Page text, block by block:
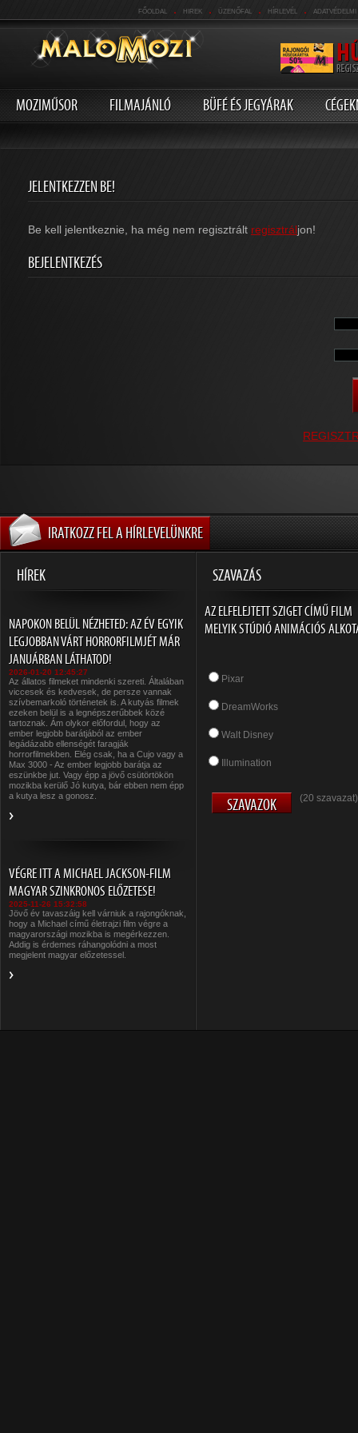
FŐOLDAL . HIREK . ÜZENŐFAL . HÍRLEVÉL . ADATVÉDELMI
MOZIMŰSOR FILMAJÁNLÓ BÜFÉ ÉS JEGYÁRAK
JELENTKEZZEN BE!
Be kell jelentkeznie, ha még nem regisztrált regisztráljon!
BEJELENTKEZÉS
IRATKOZZ FEL A HÍRLEVELÜNKRE
HÍREK SZAVAZÁS
NAPOKON BELÜL NÉZHETED: AZ ÉV EGYIK
LEGJOBBAN VÁRT HORRORFILMJÉT MÁR
JANUÁRBAN LÁTHATOD!
2026-01-20 12:45:27
Az állatos filmeket mindenki szereti. Általában
viccesek és kedvesek, de persze vannak
szívbemarkoló történetek is. A kutyás filmek
ezeken belül is a legnépszerűbbek közé
tartoznak. Ám olykor előfordul, hogy az
ember legjobb barátjából az ember
legádázabb ellenségét faragják
horrorfilmekben. Elég csak, ha a Cujo vagy a
Max 3000 - Az ember legjobb barátja az
eszünkbe jut. Vagy épp a jövő csütörtökön
mozikba kerülő Jó kutya, bár ebben nem épp
a kutya lesz a gonosz.
VÉGRE ITT A MICHAEL JACKSON-FILM
MAGYAR SZINKRONOS ELŐZETESE!
2025-11-26 15:32:58
Jövő év tavaszáig kell várniuk a rajongóknak,
hogy a Michael című életrajzi film végre a
magyarországi mozikba is megérkezzen.
Addig is érdemes ráhangolódni a most
megjelent magyar előzetessel.
AZ ELFELEJTETT SZIGET CÍMŰ FILM
MELYIK STÚDIÓ ANIMÁCIÓS
Pixar
DreamWorks
Walt Disney
Illumination
(20 szavazat)